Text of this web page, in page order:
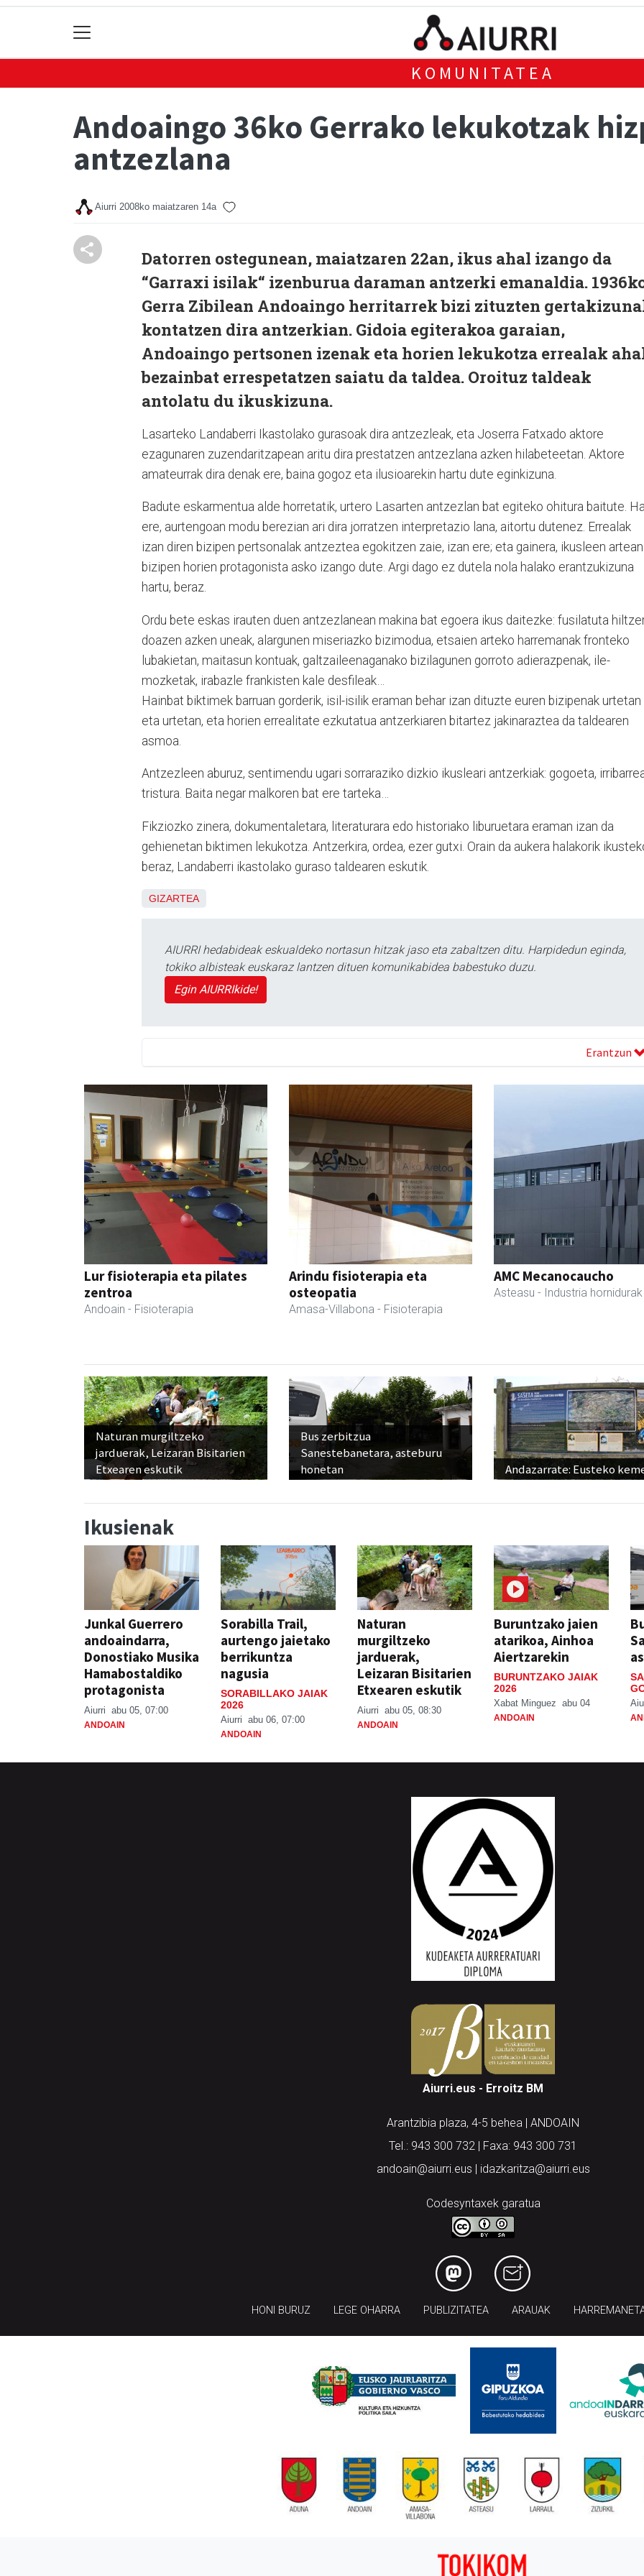
KOMUNITATEA
Andoaingo 36ko Gerrako lekukotzak
antzezlana
Aiurri 2008ko maiatzaren 14a
Datorren ostegunean, maiatzaren 22an, ikus ahal izango da
“Garraxi isilak“ izenburua daraman antzerki emanaldia.
Gerra Zibilean Andoaingo herritarrek bizi zituzten
kontatzen dira antzerkian. Gidoia egiterakoa garaian,
Andoaingo pertsonen izenak eta horien lekukotza errealak
bezainbat errespetatzen saiatu da taldea. Oroituz taldeak
antolatu du ikuskizuna.
Lasarteko Landaberri Ikastolako gurasoak dira antzezleak, eta Joserra Fatxado aktore
ezagunaren zuzendaritzapean aritu dira prestatzen antzezlana azken hilabeteetan. Aktore
amateurrak dira denak ere, baina gogoz eta ilusioarekin hartu dute eginkizuna.
Badute eskarmentua alde horretatik, urtero Lasarten antzezlan bat egiteko ohitura baitute.
ere, aurtengoan modu berezian ari dira jorratzen interpretazio lana, aitortu dutenez. Errealak
izan diren bizipen pertsonalak antzeztea egokitzen zaie, izan ere; eta gainera, ikusleen artean
bizipen horien protagonista asko izango dute. Argi dago ez dutela nola halako erantzukizuna
hartu, beraz.
Ordu bete eskas irauten duen antzezlanean makina bat egoera ikus daitezke: fusilatuta
doazen azken uneak, alargunen miseriazko bizimodua, etsaien arteko harremanak fronteko
lubakietan, maitasun kontuak, galtzaileenaganako bizilagunen gorroto adierazpenak, ile-
mozketak, irabazle frankisten kale desfileak…
Hainbat biktimek barruan gorderik, isil-isilik eraman behar izan dituzte euren bizipenak urtetan
eta urtetan, eta horien errealitate ezkutatua antzerkiaren bitartez jakinaraztea da taldearen
asmoa.
Antzezleen aburuz, sentimendu ugari sorraraziko dizkio ikusleari antzerkiak: gogoeta,
tristura. Baita negar malkoren bat ere tarteka…
Fikziozko zinera, dokumentaletara, literaturara edo historiako liburuetara eraman izan da
gehienetan biktimen lekukotza. Antzerkira, ordea, ezer gutxi. Orain da aukera halakorik
beraz, Landaberri ikastolako guraso taldearen eskutik.
GIZARTEA
AIURRI hedabideak eskualdeko nortasun hitzak jaso eta zabaltzen ditu. Harpidedun eginda,
tokiko albisteak euskaraz lantzen dituen komunikabidea babestuko duzu.
Egin AIURRIkide!
Erantzun
Lur fisioterapia eta pilates
zentroa
Andoain - Fisioterapia
Arindu fisioterapia eta
osteopatia
Amasa-Villabona - Fisioterapia
AMC Mecanocaucho
Asteasu - Industria hornidurak
Naturan murgiltzeko
jarduerak, Leizaran Bisitarien
Etxearen eskutik
Bus zerbitzua
Sanestebanetara, asteburu
honetan
Andazarrate: Eusteko
Ikusienak
Junkal Guerrero
andoaindarra,
Donostiako Musika
Hamabostaldiko
protagonista
Aiurri abu 05, 07:00
ANDOAIN
Sorabilla Trail,
aurtengo jaietako
berrikuntza
nagusia
SORABILLAKO JAIAK
2026
Aiurri abu 06, 07:00
ANDOAIN
Naturan
murgiltzeko
jarduerak,
Leizaran Bisitarien
Etxearen eskutik
Aiurri abu 05, 08:30
ANDOAIN
Buruntzako jaien
atarikoa, Ainhoa
Aiertzarekin
BURUNTZAKO JAIAK
2026
Xabat Minguez abu 04
ANDOAIN
Aiurri.eus - Erroitz BM
Arantzibia plaza, 4-5 behea | ANDOAIN
Tel.: 943 300 732 | Faxa: 943 300 731
andoain@aiurri.eus | idazkaritza@aiurri.eus
Codesyntaxek garatua
HONI BURUZ LEGE OHARRA PUBLIZITATEA ARAUAK